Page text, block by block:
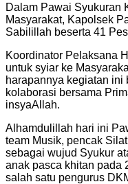
Dalam Pawai Syukuran
Masyarakat, Kapolsek
Sabilillah beserta 41
Koordinator Pelaksana
untuk syiar ke
harapannya kegiatan ini
kolaborasi bersama
insyaAllah.
Alhamdulillah hari ini
team Musik, pencak
sebagai wujud Syukur
anak pasca khitan pada
salah satu pengurus